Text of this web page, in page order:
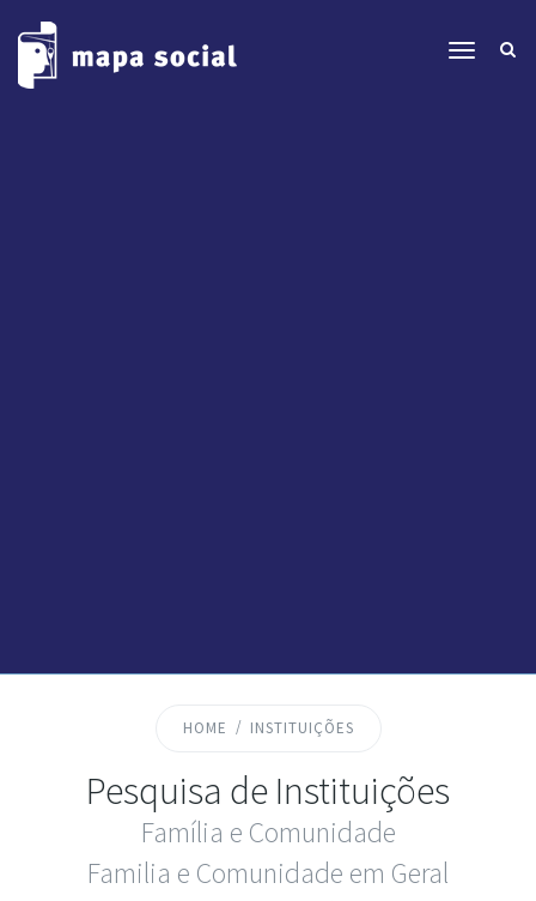
HOME INSTITUIÇÕES
Pesquisa de Instituições
Família e Comunidade
Familia e Comunidade em Geral